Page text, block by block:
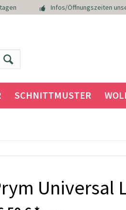
Infos/Öffnungszeiten
SCHNITTMUSTER
Universal